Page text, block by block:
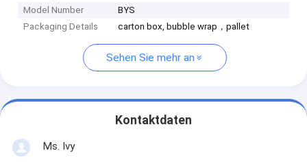
Model Number
BYS
Packaging Details
carton box, bubble wrap，pallet
Sehen Sie mehr an
Kontaktdaten
Ms. Ivy